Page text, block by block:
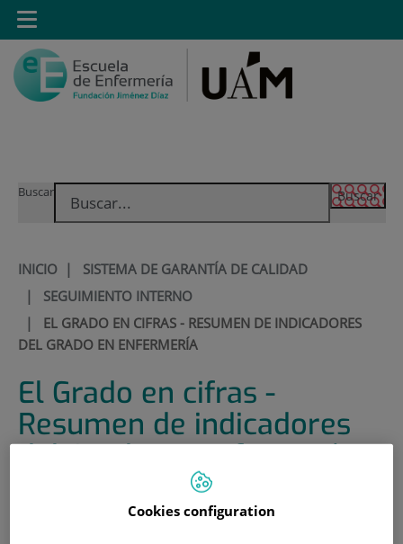
Saltar al contenido
SaltarBuscar
Toggle
navigation
INICIO| SISTEMA DE GARANTÍA DE CALIDAD
| SEGUIMIENTO INTERNO
| EL GRADO EN CIFRAS - RESUMEN DE INDICADORES
DEL GRADO EN ENFERMERÍA
El Grado en cifras -
Resumen de indicadores
del Grado en Enfermería
Grado en Enfermería Fundación Jiménez
Cookies configuration